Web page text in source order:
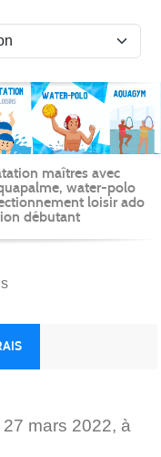
maîtres avec
water-polo
loisir ado
débutant
27 mars 2022, à